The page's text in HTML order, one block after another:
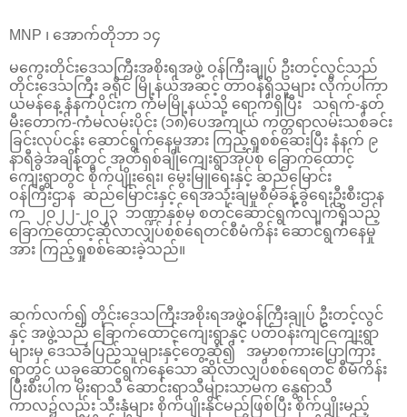
MNP ၊ အောက်တိုဘာ ၁၄
မကွေးတိုင်းဒေသကြီးအစိုးရအဖွဲ့ ဝန်ကြီးချုပ် ဦးတင့်လွင်သည်
တိုင်းဒေသကြီး ခရိုင် မြို့နယ်အဆင့် တာဝန်ရှိသူများ လိုက်ပါကာ
ယမန်နေ့ နံနက်ပိုင်းက ကံမမြို့နယ်သို့ ရောက်ရှိပြီး သရက်-နတ်
မီးတောက်-ကံမလမ်းပိုင်း (၁၈)ပေအကျယ် ကတ္တရာလမ်းသစ်ခင်း
ခြင်းလုပ်ငန်း ဆောင်ရွက်နေမှုအား ကြည့်ရှုစစ်ဆေးပြီး နံနက် ၉
နာရီခွဲအချိန်တွင် အုတ်ရှစ်ချိုကျေးရွာအုပ်စု ခြောက်ထောင့်
ကျေးရွာတွင် စိုက်ပျိုးရေး၊ မွေးမြူရေးနှင့် ဆည်မြောင်း
ဝန်ကြီးဌာန ဆည်မြောင်းနှင့် ရေအသုံးချမှုစီမံခန့်ခွဲရေးဦးစီးဌာန
က ၂၀၂၂-၂၀၂၃ ဘဏ္ဍာနှစ်မှ စတင်ဆောင်ရွက်လျက်ရှိသည့်
ခြောက်ထောင့်ဆိုလာလျှပ်စစ်ရေတင်စီမံကိန်း ဆောင်ရွက်နေမှု
အား ကြည့်ရှုစစ်ဆေးခဲ့သည်။
ဆက်လက်၍ တိုင်းဒေသကြီးအစိုးရအဖွဲ့ဝန်ကြီးချုပ် ဦးတင့်လွင်
နှင့် အဖွဲ့သည် ခြောက်ထောင့်ကျေးရွာနှင့် ပတ်ဝန်းကျင်ကျေးရွာ
များမှ ဒေသခံပြည်သူများနှင့်တွေ့ဆုံ၍ အမှာစကားပြောကြား
ရာတွင် ယခုဆောင်ရွက်နေသော ဆိုလာလျှပ်စစ်ရေတင် စီမံကိန်း
ပြီးစီးပါက မိုးရာသီ ဆောင်းရာသီများသာမက နွေရာသီ
ကာလ၌လည်း သီးနှံများ စိုက်ပျိုးနိုင်မည်ဖြစ်ပြီး စိုက်ပျိုးမည့်